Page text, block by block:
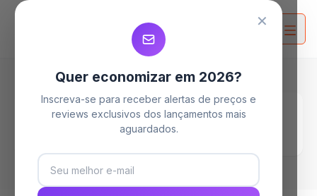
Home
Blog
Lava e seca LG é boa? Conheça as opções da
✕
Quer economizar em 2026?
Inscreva-se para receber alertas de preços e
reviews exclusivos dos lançamentos mais
aguardados.